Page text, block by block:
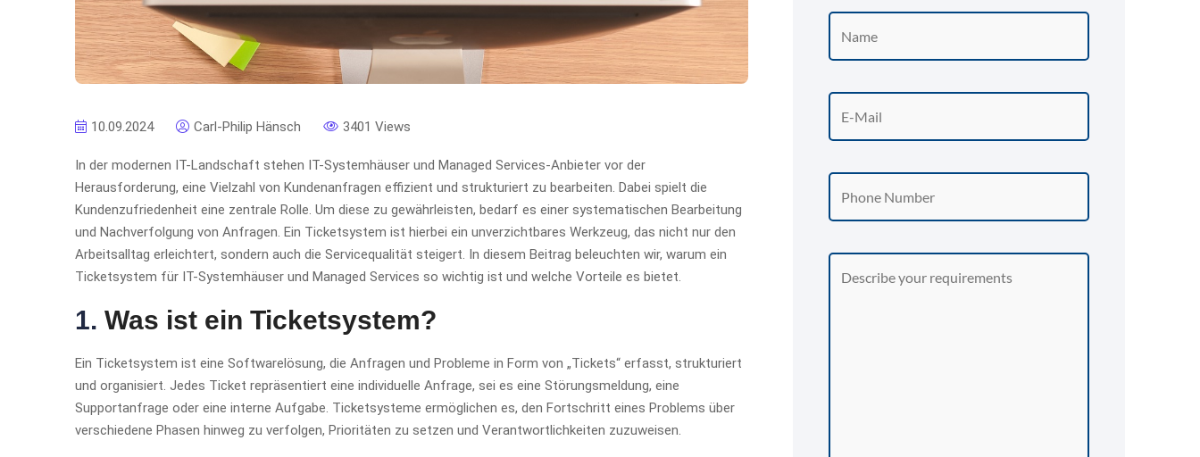
10.09.2024 Carl-Philip Hänsch 3401 Views
In der modernen IT-Landschaft stehen IT-Systemhäuser und Managed Services-Anbieter vor der
Herausforderung, eine Vielzahl von Kundenanfragen effizient und strukturiert zu bearbeiten. Dabei spielt die
Kundenzufriedenheit eine zentrale Rolle. Um diese zu gewährleisten, bedarf es einer systematischen Bearbeitung
und Nachverfolgung von Anfragen. Ein Ticketsystem ist hierbei ein unverzichtbares Werkzeug, das nicht nur den
Arbeitsalltag erleichtert, sondern auch die Servicequalität steigert. In diesem Beitrag beleuchten wir, warum ein
Ticketsystem für IT-Systemhäuser und Managed Services so wichtig ist und welche Vorteile es bietet.
1. Was ist ein Ticketsystem?
Ein Ticketsystem ist eine Softwarelösung, die Anfragen und Probleme in Form von „Tickets“ erfasst, strukturiert
und organisiert. Jedes Ticket repräsentiert eine individuelle Anfrage, sei es eine Störungsmeldung, eine
Supportanfrage oder eine interne Aufgabe. Ticketsysteme ermöglichen es, den Fortschritt eines Problems über
verschiedene Phasen hinweg zu verfolgen, Prioritäten zu setzen und Verantwortlichkeiten zuzuweisen.